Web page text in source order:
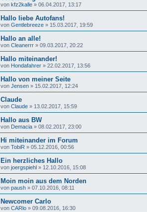
von kfz2kalle » 06.04.2017, 13:17
Hallo liebe Autofans!
von Gentlebreeze » 15.03.2017, 19:59
Hallo an alle!
von Cleanerrr » 09.03.2017, 20:22
Hallo miteinander!
von Hondafahrer » 22.02.2017, 13:56
Hallo von meiner Seite
von Jensen » 15.02.2017, 12:24
Claude
von Claude » 13.02.2017, 15:59
Hallo aus BW
von Demacia » 08.02.2017, 23:00
Hi miteinander im Forum
von TobiR » 05.12.2016, 00:56
Ein herzliches Hallo
von joergspiehl » 12.10.2016, 15:08
Moin moin aus dem Norden
von paush » 07.10.2016, 08:11
Newcomer Carlo
von CARlo » 09.08.2016, 16:30